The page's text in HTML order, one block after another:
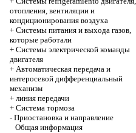
отопления, вентиляции и
кондиционирования воздуха
+ Системы питания и выхода газов,
которые работали
+ Системы электрической команды
двигателя
+ Автоматическая передача и
интеросевой дифференциальный
механизм
+ линия передачи
+ Система тормоза
- Приостановка и направление
Общая информация